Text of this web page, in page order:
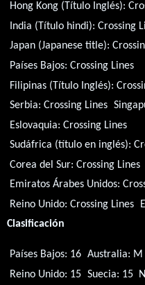
Hong Kong (Título Inglés):
India (Título hindi):Crossing
Japan (Japanese title):
Países Bajos:Crossing Lines
Filipinas (Título Inglés):
Serbia:Crossing Lines
Eslovaquia:Crossing Lines
Sudáfrica (título en inglés):
Corea del Sur:Crossing Lines
Emiratos Árabes Unidos:
Reino Unido:Crossing Lines
Clasificación
Países Bajos: 16 Australia: M
Reino Unido: 15 Suecia: 15